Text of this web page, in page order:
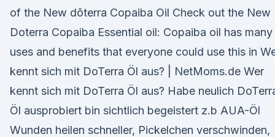
of the New dōterra Copaiba Oil Check out the New
Doterra Copaiba Essential oil: Copaiba oil has many
uses and benefits that everyone could use this in
kennt sich mit DoTerra Öl aus? | NetMoms.de Wer
kennt sich mit DoTerra Öl aus? Habe neulich
Öl ausprobiert bin sichtlich begeistert z.b AUA-Öl
Wunden heilen schneller, Pickelchen verschwinden,